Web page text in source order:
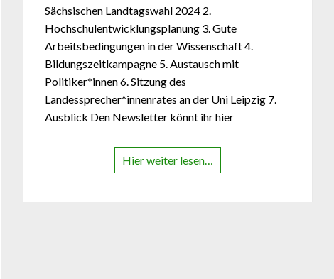
Sächsischen Landtagswahl 2024 2.
Hochschulentwicklungsplanung 3. Gute
Arbeitsbedingungen in der Wissenschaft 4.
Bildungszeitkampagne 5. Austausch mit
Politiker*innen 6. Sitzung des
Landessprecher*innenrates an der Uni Leipzig 7.
Ausblick Den Newsletter könnt ihr hier
Hier weiter lesen…